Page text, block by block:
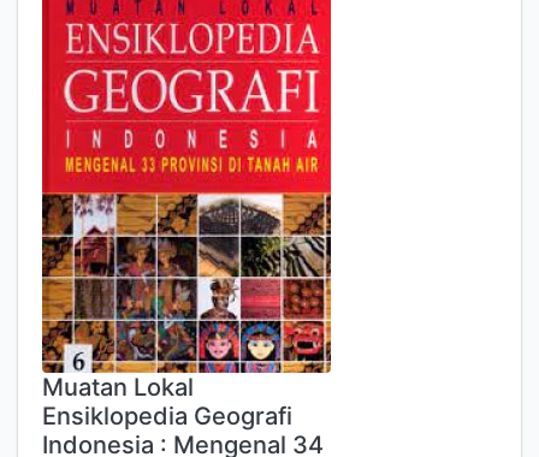
Muatan Lokal
Ensiklopedia Geografi
Indonesia : Mengenal 34